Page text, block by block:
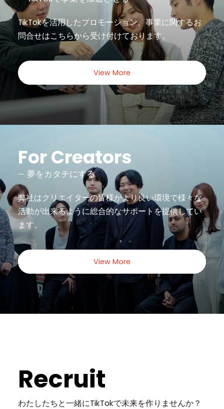
TikTokを活用したプロモーション、事業に関するお
問合せはこちらから受け付けております。
View More
For Creators
夢をカタチにする
弊社はクリエイターの皆様がより良い環境で様々な
活動が出来るように総合的なサポートを提供してい
ます。
View More
Recruit
わたしたちと一緒にTikTokで未来を作りませんか？